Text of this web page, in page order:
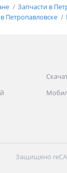
Запчасти в
Петропавловске
Защищено